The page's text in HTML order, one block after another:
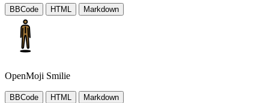
BBCode HTML Markdown
OpenMoji Smilie
BBCode HTML Markdown